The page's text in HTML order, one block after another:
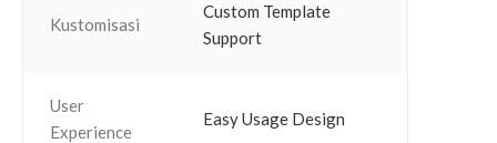
Kustomisasi
Custom Template
Support
User
Experience
Easy Usage Design